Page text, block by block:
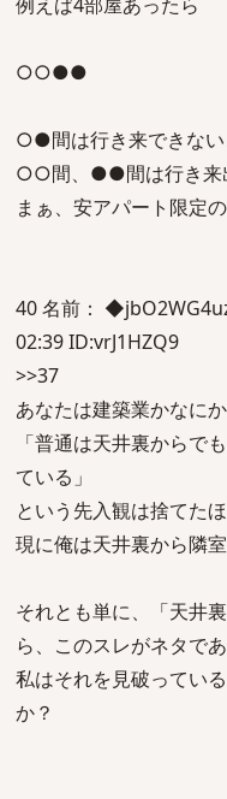
○○●●
○●間は行き来できない
○○間、●●間は行き来
まぁ、安アパート限定
40 名前：
02:39 ID:vrJ1HZQ9
>>37
あなたは建築業かなに
「普通は天井裏からで
ている」
という先入観は捨てた
現に俺は天井裏から隣
それとも単に、「天井
ら、このスレがネタであ
私はそれを見破ってい
か？